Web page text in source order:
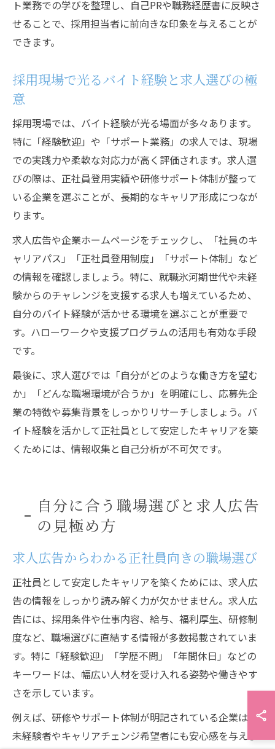
ト業務での学びを整理し、自己PRや職務経歴書に反映さ
せることで、採用担当者に前向きな印象を与えることが
できます。
採用現場で光るバイト経験と求人選びの極
意
採用現場では、バイト経験が光る場面が多々あります。
特に「経験歓迎」や「サポート業務」の求人では、現場
での実践力や柔軟な対応力が高く評価されます。求人選
びの際は、正社員登用実績や研修サポート体制が整って
いる企業を選ぶことが、長期的なキャリア形成につなが
ります。
求人広告や企業ホームページをチェックし、「社員のキ
ャリアパス」「正社員登用制度」「サポート体制」など
の情報を確認しましょう。特に、就職氷河期世代や未経
験からのチャレンジを支援する求人も増えているため、
自分のバイト経験が活かせる環境を選ぶことが重要で
す。ハローワークや支援プログラムの活用も有効な手段
です。
最後に、求人選びでは「自分がどのような働き方を望む
か」「どんな職場環境が合うか」を明確にし、応募先企
業の特徴や募集背景をしっかりリサーチしましょう。バ
イト経験を活かして正社員として安定したキャリアを築
くためには、情報収集と自己分析が不可欠です。
自分に合う職場選びと求人広告
の見極め方
求人広告からわかる正社員向きの職場選び
正社員として安定したキャリアを築くためには、求人広
告の情報をしっかり読み解く力が欠かせません。求人広
告には、採用条件や仕事内容、給与、福利厚生、研修制
度など、職場選びに直結する情報が多数掲載されていま
す。特に「経験歓迎」「学歴不問」「年間休日」などの
キーワードは、幅広い人材を受け入れる姿勢や働きやす
さを示しています。
例えば、研修やサポート体制が明記されている企業は、
未経験者やキャリアチェンジ希望者にも安心感を与えま